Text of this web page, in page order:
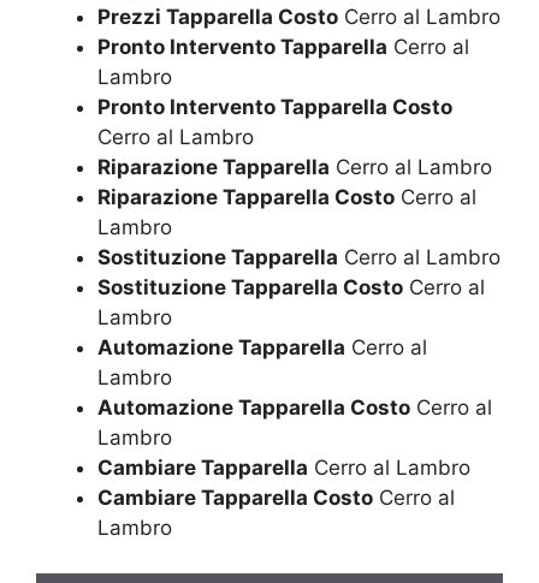
Prezzi Tapparella Costo Cerro al Lambro
Pronto Intervento Tapparella Cerro al
Lambro
Pronto Intervento Tapparella Costo
Cerro al Lambro
Riparazione Tapparella Cerro al Lambro
Riparazione Tapparella Costo Cerro al
Lambro
Sostituzione Tapparella Cerro al Lambro
Sostituzione Tapparella Costo Cerro al
Lambro
Automazione Tapparella Cerro al
Lambro
Automazione Tapparella Costo Cerro al
Lambro
Cambiare Tapparella Cerro al Lambro
Cambiare Tapparella Costo Cerro al
Lambro